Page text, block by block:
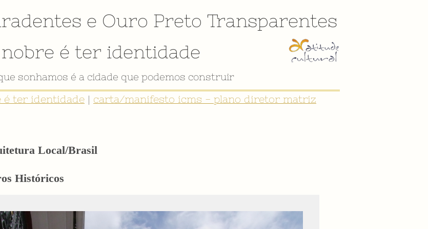
e Ouro Preto Transparentes
é ter identidade
sonhamos é a cidade que podemos construir
ter identidade | carta/manifesto icms - plano diretor matriz
Local/Brasil
Históricos